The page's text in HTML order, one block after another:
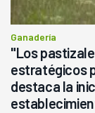
Ganadería
"Los
estratégicos
destaca la